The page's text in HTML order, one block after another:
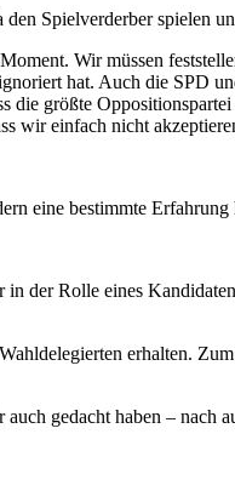
Spielverderber spielen
Wir müssen
hat. Auch die SPD
die größte
wir einfach nicht
eine bestimmte
der Rolle eines
erhalten.
gedacht haben – nach